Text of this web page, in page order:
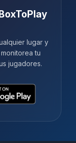
lugar y
tu
jugadores.